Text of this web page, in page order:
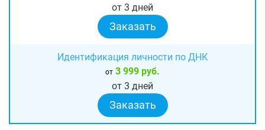
от 3 дней
Заказать
Идентификация личности по ДНК
от 3 999 руб.
от 3 дней
Заказать